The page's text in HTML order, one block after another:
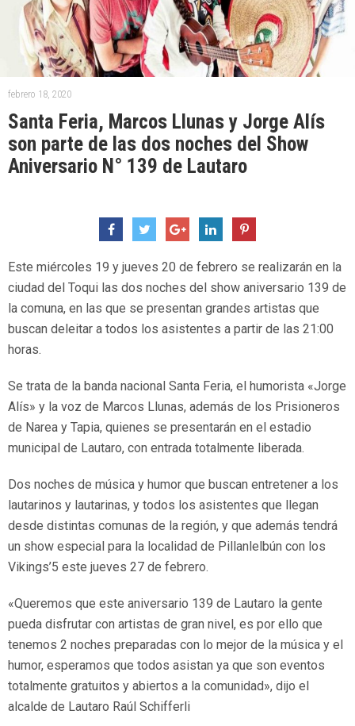
febrero 18, 2020
Santa Feria, Marcos Llunas y Jorge Alís
son parte de las dos noches del Show
Aniversario N° 139 de Lautaro
Este miércoles 19 y jueves 20 de febrero se realizarán en la
ciudad del Toqui las dos noches del show aniversario 139 de
la comuna, en las que se presentan grandes artistas que
buscan deleitar a todos los asistentes a partir de las 21:00
horas.
Se trata de la banda nacional Santa Feria, el humorista «Jorge
Alís» y la voz de Marcos Llunas, además de los Prisioneros
de Narea y Tapia, quienes se presentarán en el estadio
municipal de Lautaro, con entrada totalmente liberada.
Dos noches de música y humor que buscan entretener a los
lautarinos y lautarinas, y todos los asistentes que llegan
desde distintas comunas de la región, y que además tendrá
un show especial para la localidad de Pillanlelbún con los
Vikings’5 este jueves 27 de febrero.
«Queremos que este aniversario 139 de Lautaro la gente
pueda disfrutar con artistas de gran nivel, es por ello que
tenemos 2 noches preparadas con lo mejor de la música y el
humor, esperamos que todos asistan ya que son eventos
totalmente gratuitos y abiertos a la comunidad», dijo el
alcalde de Lautaro Raúl Schifferli